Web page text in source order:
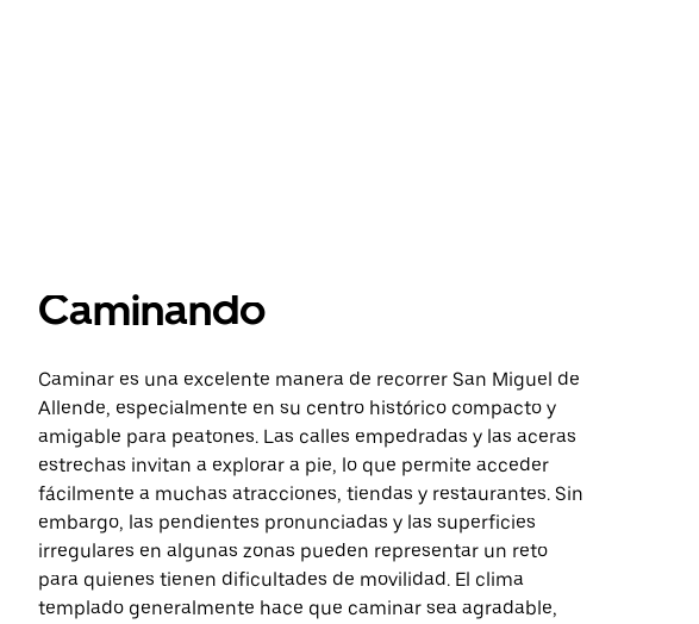
Caminando
Caminar es una excelente manera de recorrer San Miguel de
Allende, especialmente en su centro histórico compacto y
amigable para peatones. Las calles empedradas y las aceras
estrechas invitan a explorar a pie, lo que permite acceder
fácilmente a muchas atracciones, tiendas y restaurantes. Sin
embargo, las pendientes pronunciadas y las superficies
irregulares en algunas zonas pueden representar un reto
para quienes tienen dificultades de movilidad. El clima
templado generalmente hace que caminar sea agradable,